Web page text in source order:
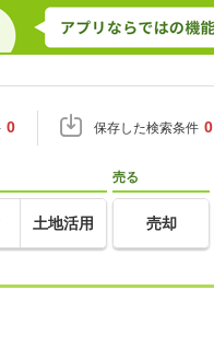
0 保存した検索条件 0
土地活用
売る
売却